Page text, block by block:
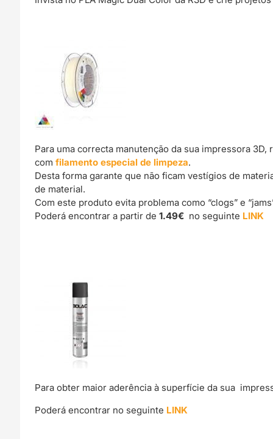
Para uma correcta manutenção da sua impressora
com filamento especial de limpeza.
Desta forma garante que não ficam vestígios de
de material.
Com este produto evita problema como “clogs” e
Poderá encontrar a partir de1.49€ no seguinte LINK
Para obter maior aderência à superfície da sua
Poderá encontrar no seguinte LINK